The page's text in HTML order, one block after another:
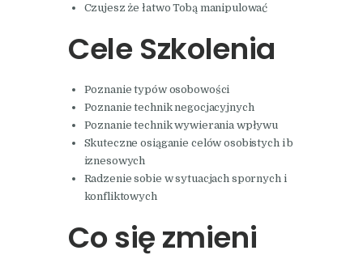
Czujesz że łatwo Tobą manipulować
Cele Szkolenia
Poznanie typów osobowości
Poznanie technik negocjacyjnych
Poznanie technik wywierania wpływu
Skuteczne osiąganie celów osobistych i b
iznesowych
Radzenie sobie w sytuacjach spornych i
konfliktowych
Co się zmieni